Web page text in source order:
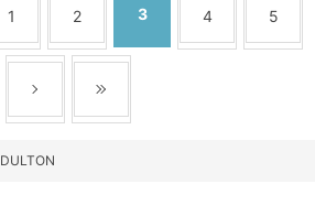
1 2 3 4 5
DULTON